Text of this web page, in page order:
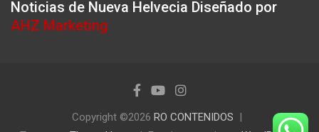
Noticias de Nueva Helvecia Diseñado por
AHZ Marketing
Copyright ©2026 RO CONTENIDOS